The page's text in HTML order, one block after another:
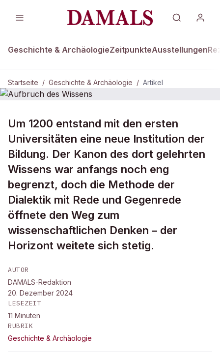
Geschichte & ArchäologieZeitpunkteAusstellungen
Startseite / Geschichte & Archäologie / Artikel
GESCHICHTE & ARCHÄOLOGIE
Aufbruch des Wissens
Um 1200 entstand mit den ersten
Universitäten eine neue Institution der
Bildung. Der Kanon des dort gelehrten
Wissens war anfangs noch eng
begrenzt, doch die Methode der
Dialektik mit Rede und Gegenrede
öffnete den Weg zum
wissenschaftlichen Denken – der
Horizont weitete sich stetig.
AUTOR
DAMALS-Redaktion
20. Dezember 2024
LESEZEIT
11 Minuten
RUBRIK
Geschichte & Archäologie